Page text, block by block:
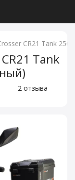
CR21 Tank
Tank
2 отзыва